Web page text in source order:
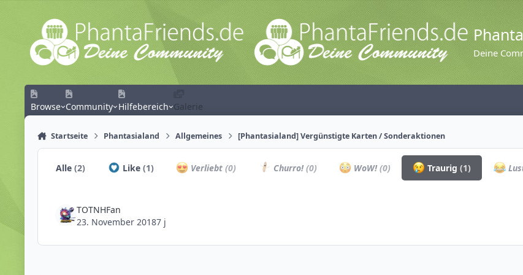
Zum Inhalt springen
Deine
Browse Community Hilfebereich Galerie
Startseite Phantasialand Allgemeines [Phantasialand] Vergünstigte Karten / Sonderaktionen
Alle(2) Like (1) Verliebt(0) Churro!(0) WoW!(0) Traurig(1)
TOTNHFan
23. November 20187 j